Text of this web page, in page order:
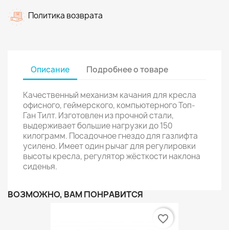
Политика возврата
Описание Подробнее о товаре
Качественный механизм качания для кресла
офисного, геймерского, компьютерного Топ-
Ган Тилт. Изготовлен из прочной стали,
выдерживает большие нагрузки до 150
килограмм. Посадочное гнездо для газлифта
усилено. Имеет один рычаг для регулировки
высоты кресла, регулятор жёсткости наклона
сиденья.
ВОЗМОЖНО, ВАМ ПОНРАВИТСЯ
favorite_border